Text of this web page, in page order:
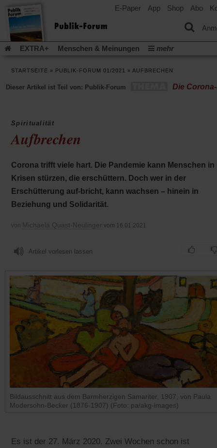
E-Paper App Shop Abo
EXTRA+ Menschen & Meinungen
mehr
EXTRA
Edition Dossier Weisheitsletter
Spiritletter
in
einem
Tab)
Tab)
Gleichberechtigung
Künstliche Intelligenz
einem
neuen
Tab)
in
einem
neuen
Tab)
in
Podcast »Veranstaltungen«
STARTSEITE » PUBLIK-FORUM 01/2021 » AUFBRECHEN
Dieser Artikel ist Teil von: Publik-Forum Die
Spiritualität
Aufbrechen
Corona trifft viele hart. Die Pandemie kann Menschen in
Krisen stürzen, die erschüttern. Doch wer in der
Erschütterung auf-bricht, kann wachsen – hinein in
Beziehung und Solidarität.
von Michaela Quast-Neulinger vom 16.01.2021
Artikel vorlesen lassen
Bildausschnitt aus dem Barmherzigen Samariter, 1907, von Paula
Modersohn-Becker (1876-1907) (Foto: pa/akg-images)
Es ist der 27. März 2020. Zwei Wochen schon ist